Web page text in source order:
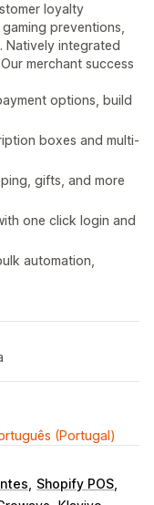
loyalty
preventions,
Natively integrated
merchant success
options, build
boxes and multi-
gifts, and more
one click login and
automation,
(Portugal)
Shopify POS